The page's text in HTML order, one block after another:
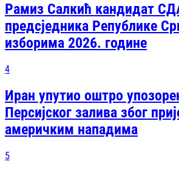
Рамиз Салкић кандидат
предсједника Републике
изборима 2026. године
4
Иран упутио оштро
Персијског залива због
америчким нападима
5